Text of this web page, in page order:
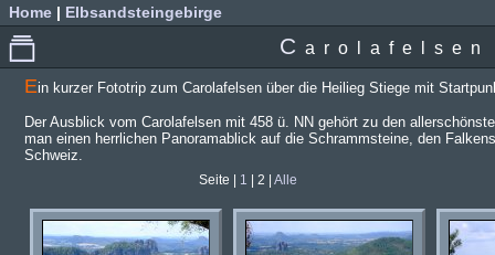
Home Elbsandsteingebirge
C arolafelsen
Ein kurzer Fototrip zum Carolafelsen über die Heilieg Stiege mit
Der Ausblick vom Carolafelsen mit 458 ü. NN gehört zu den
man einen herrlichen Panoramablick auf die Schrammsteine, den
Schweiz.
Seite | 1 | 2 | Alle